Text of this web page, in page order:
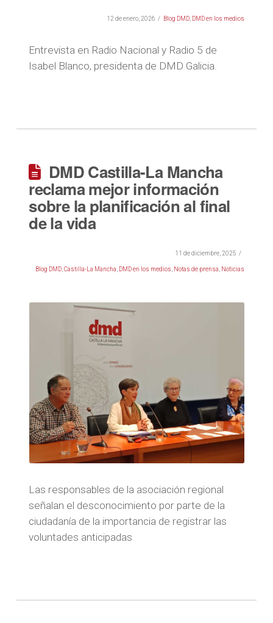
12 de enero, 2026 Blog DMD, DMD en los medios
Entrevista en Radio Nacional y Radio 5 de
Isabel Blanco, presidenta de DMD Galicia.
DMD Castilla-La Mancha
reclama mejor información
sobre la planificación al final
de la vida
11 de diciembre, 2025
Blog DMD, Castilla-La Mancha DMD en los medios Notas de prensa Noticias
Las responsables de la asociación regional
señalan el desconocimiento por parte de la
ciudadanía de la importancia de registrar las
voluntades anticipadas